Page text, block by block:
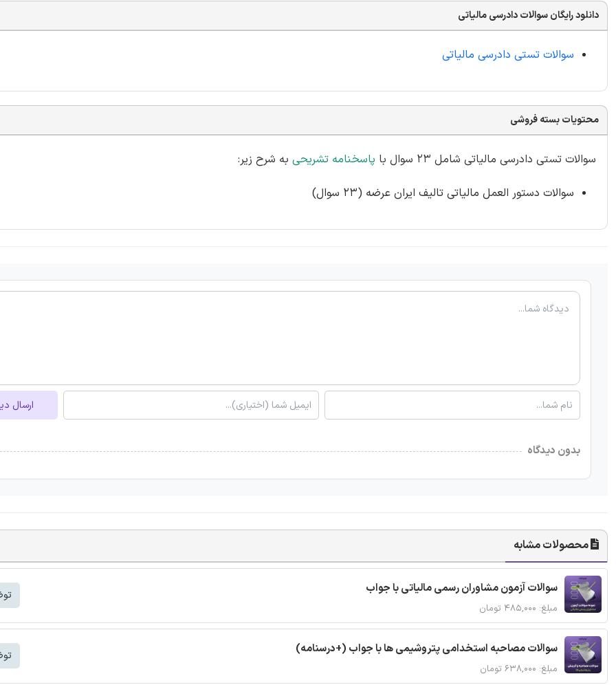
دانلود رایگان سوالات دادرسی مالیاتی
سوالات تستی دادرسی مالیاتی
محتویات بسته فروشی
سوالات تستی دادرسی مالیاتی شامل 23 سوال با پاسخنامه تشریحی به شرح زیر:
سوالات دستور العمل مالیاتی تالیف ایران عرضه (23 سوال)
ارسال
بدون دیدگاه
محصولات مشابه
سوالات آزمون مشاوران رسمی مالیاتی با جواب
مبلغ: ۴۸۵,۰۰۰ تومان
سوالات مصاحبه استخدامی پتروشیمی ها با جواب (+درسنامه)
مبلغ: ۶۳۸,۰۰۰ تومان